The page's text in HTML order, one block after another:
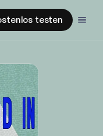
testen